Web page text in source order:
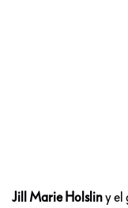
Jill Marie Holsliny el